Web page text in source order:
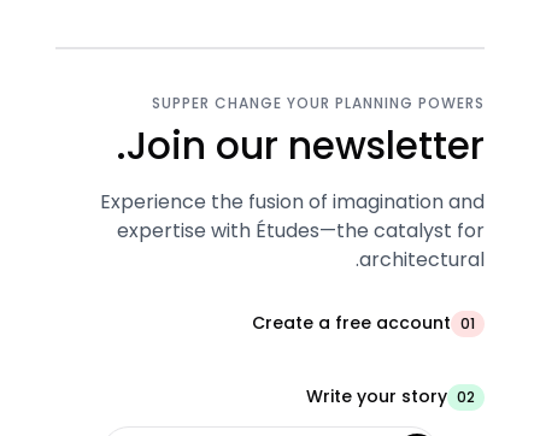
SUPPER CHANGE YOUR PLANNING POWERS
Join our newsletter.
Experience the fusion of imagination and
expertise with Études—the catalyst for
architectural.
01
Create a free account
02
Write your story